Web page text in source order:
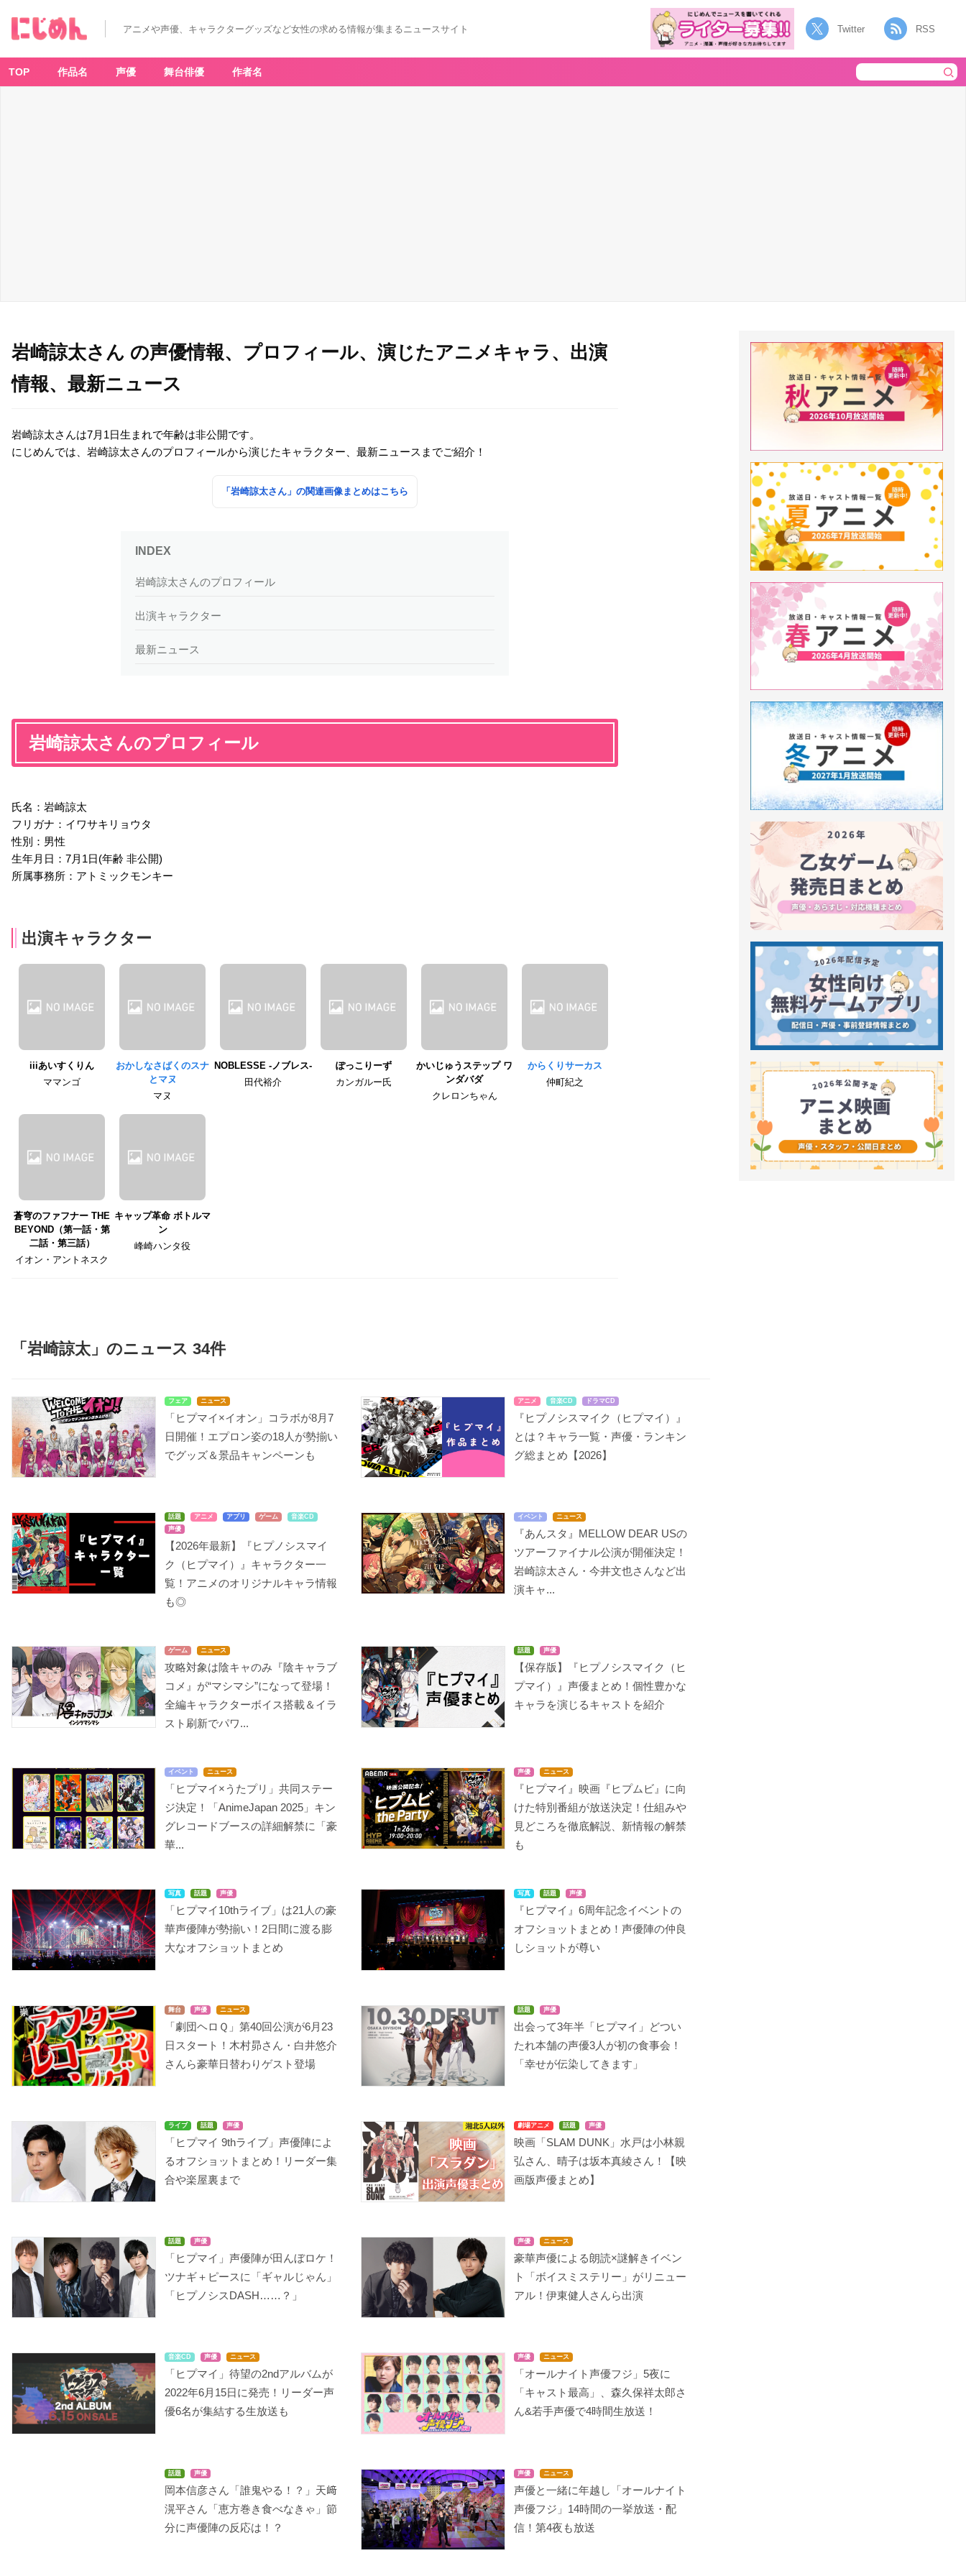
アニメや声優、キャラクターグッズなど女性の求める情報が集まるニュースサイト Twitter RSS
TOP 作品名 声優 舞台俳優 作者名
岩崎諒太さん の声優情報、プロフィール、演じたアニメキャラ、出演
情報、最新ニュース
岩崎諒太さんは7月1日生まれで年齢は非公開です。
にじめんでは、岩崎諒太さんのプロフィールから演じたキャラクター、最新ニュースまでご紹介！
「岩崎諒太さん」の関連画像まとめはこちら
岩崎諒太さんのプロフィール
出演キャラクター
最新ニュース
岩崎諒太さんのプロフィール
氏名：岩崎諒太
フリガナ：イワサキリョウタ
性別：男性
生年月日：7月1日(年齢 非公開)
所属事務所：アトミックモンキー
出演キャラクター
iiiあいすくりん
ママンゴ
おかしなさばくのスナ
とマヌ
マヌ
NOBLESSE -ノブレス-
田代裕介
ぽっこりーず
カンガルー氏
かいじゅうステップ ワ
ンダバダ
クレロンちゃん
からくりサーカス
仲町紀之
蒼穹のファフナー THE
BEYOND（第一話・第
二話・第三話）
イオン・アントネスク
キャップ革命 ボトルマ
ン
峰崎ハンタ役
「岩崎諒太」のニュース 34件
フェア ニュース
「ヒプマイ×イオン」コラボが8月7
日開催！エプロン姿の18人が勢揃い
でグッズ＆景品キャンペーンも
アニメ 音楽CD ドラマCD
『ヒプノシスマイク（ヒプマイ）』
とは？キャラ一覧・声優・ランキン
グ総まとめ【2026】
話題 アニメ アプリ ゲーム
音楽CD
声優
【2026年最新】『ヒプノシスマイ
ク（ヒプマイ）』キャラクター一
覧！アニメのオリジナルキャラ情報
も◎
イベント ニュース
『あんスタ』MELLOW DEAR USの
ツアーファイナル公演が開催決定！
岩崎諒太さん・今井文也さんなど出
演キャ...
ゲーム ニュース
攻略対象は陰キャのみ『陰キャラブ
コメ』が“マシマシ”になって登場！
全編キャラクターボイス搭載＆イラ
スト刷新でパワ...
話題 声優
【保存版】『ヒプノシスマイク（ヒ
プマイ）』声優まとめ！個性豊かな
キャラを演じるキャストを紹介
イベント ニュース
「ヒプマイ×うたプリ」共同ステー
ジ決定！「AnimeJapan 2025」キン
グレコードブースの詳細解禁に「豪
華...
声優 ニュース
『ヒプマイ』映画『ヒプムビ』に向
けた特別番組が放送決定！仕組みや
見どころを徹底解説、新情報の解禁
も
写真 話題 声優
「ヒプマイ10thライブ」は21人の豪
華声優陣が勢揃い！2日間に渡る膨
大なオフショットまとめ
写真 話題 声優
『ヒプマイ』6周年記念イベントの
オフショットまとめ！声優陣の仲良
しショットが尊い
舞台 声優 ニュース
「劇団ヘロＱ」第40回公演が6月23
日スタート！木村昴さん・白井悠介
さんら豪華日替わりゲスト登場
話題 声優
出会って3年半「ヒプマイ」どつい
たれ本舗の声優3人が初の食事会！
「幸せが伝染してきます」
ライブ 話題 声優
「ヒプマイ 9thライブ」声優陣によ
るオフショットまとめ！リーダー集
合や楽屋裏まで
劇場アニメ 話題 声優
映画「SLAM DUNK」水戸は小林親
弘さん、晴子は坂本真綾さん！【映
画版声優まとめ】
話題 声優
「ヒプマイ」声優陣が田んぼロケ！
ツナギ＋ピースに「ギャルじゃん」
「ヒプノシスDASH……？」
声優 ニュース
豪華声優による朗読×謎解きイベン
ト「ボイスミステリー」がリニュー
アル！伊東健人さんら出演
音楽CD 声優 ニュース
「ヒプマイ」待望の2ndアルバムが
2022年6月15日に発売！リーダー声
優6名が集結する生放送も
声優 ニュース
「オールナイト声優フジ」5夜に
「キャスト最高」、森久保祥太郎さ
ん&若手声優で4時間生放送！
話題 声優
岡本信彦さん「誰鬼やる！？」天﨑
滉平さん「恵方巻き食べなきゃ」節
分に声優陣の反応は！？
声優 ニュース
声優と一緒に年越し「オールナイト
声優フジ」14時間の一挙放送・配
信！第4夜も放送